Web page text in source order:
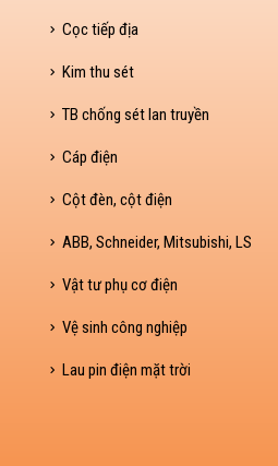
Cọc tiếp địa
Kim thu sét
TB chống sét lan truyền
Cáp điện
Cột đèn, cột điện
ABB, Schneider, Mitsubishi, LS
Vật tư phụ cơ điện
Vệ sinh công nghiệp
Lau pin điện mặt trời